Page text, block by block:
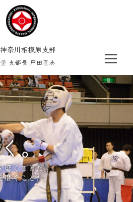
奈川相模原支部
支部長 戸田直志
。
磨くことだ。
磨くことだ。
。
磨くことだ。
磨くことだ。
。
磨くことだ。
磨くことだ。
。
磨くことだ。
磨くことだ。